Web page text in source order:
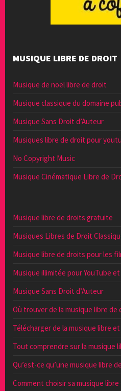
MUSIQUE LIBRE DE DROIT
Musique de noël libre de droit
Musique classique du domaine
Musique Sans Droit d’Auteur
Musiques libre de droit pour
No Copyright Music
Musique Cinématique Libre de
Musique libre de droits gratuite
Musiques Libres de Droit
Musique libre de droits pour les
Musique illimitée pour YouTube
Musique Sans Droit d’Auteur
Où trouver de la musique libre de
Télécharger de la musique libre
Tout comprendre sur la musique
Qu’est-ce qu’une musique libre
Comment choisir sa musique libre